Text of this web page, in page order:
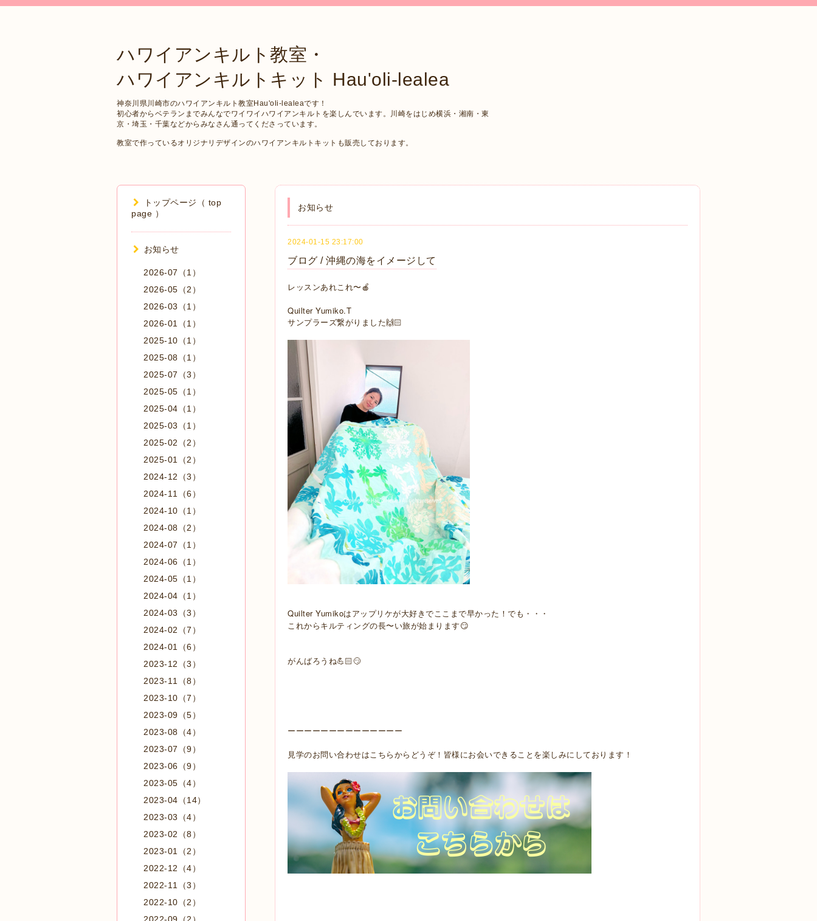
ハワイアンキルト教室・
ハワイアンキルトキット Hau'oli-lealea
神奈川県川崎市のハワイアンキルト教室Hau'oli-lealeaです！
初心者からベテランまでみんなでワイワイハワイアンキルトを楽しんでいます。川崎をはじめ横浜・湘南・東
京・埼玉・千葉などからみなさん通ってくださっています。
教室で作っているオリジナリデザインのハワイアンキルトキットも販売しております。
お知らせ
2024-01-15 23:17:00
ブログ / 沖縄の海をイメージして
レッスンあれこれ〜🍎
Quilter Yumiko.T
サンプラーズ繋がりました🙌🏻
Quilter Yumikoはアップリケが大好きでここまで早かった！でも・・・
これからキルティングの長〜い旅が始まります😏
がんばろうね💪🏻😏
ーーーーーーーーーーーーーー
見学のお問い合わせはこちらからどうぞ！皆様にお会いできることを楽しみにしております！
トップページ（ top
page ）
お知らせ
2026-07（1）
2026-05（2）
2026-03（1）
2026-01（1）
2025-10（1）
2025-08（1）
2025-07（3）
2025-05（1）
2025-04（1）
2025-03（1）
2025-02（2）
2025-01（2）
2024-12（3）
2024-11（6）
2024-10（1）
2024-08（2）
2024-07（1）
2024-06（1）
2024-05（1）
2024-04（1）
2024-03（3）
2024-02（7）
2024-01（6）
2023-12（3）
2023-11（8）
2023-10（7）
2023-09（5）
2023-08（4）
2023-07（9）
2023-06（9）
2023-05（4）
2023-04（14）
2023-03（4）
2023-02（8）
2023-01（2）
2022-12（4）
2022-11（3）
2022-10（2）